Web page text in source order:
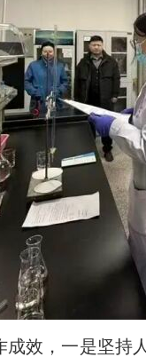
成效，一是坚持